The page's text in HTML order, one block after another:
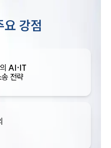
요 강점
AI·IT
전략